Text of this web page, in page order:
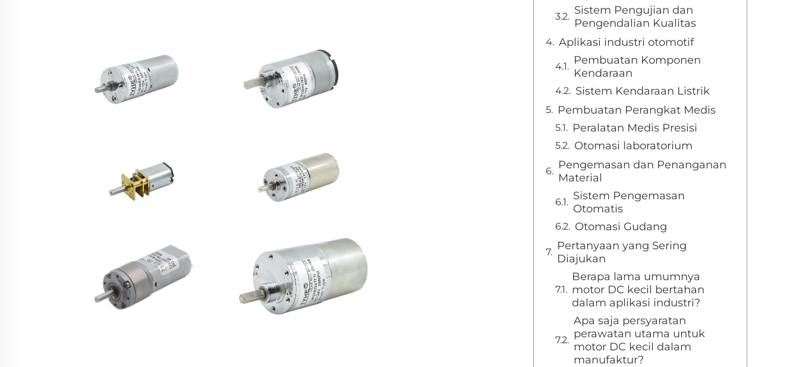
Sistem Pengujian dan
Pengendalian Kualitas
Aplikasi industri otomotif
Pembuatan Komponen
Kendaraan
Sistem Kendaraan Listrik
Pembuatan Perangkat Medis
Peralatan Medis Presisi
Otomasi laboratorium
Pengemasan dan Penanganan
Material
Sistem Pengemasan
Otomatis
Otomasi Gudang
Pertanyaan yang Sering
Diajukan
Berapa lama umumnya
motor DC kecil bertahan
dalam aplikasi industri?
Apa saja persyaratan
perawatan utama untuk
motor DC kecil dalam
manufaktur?